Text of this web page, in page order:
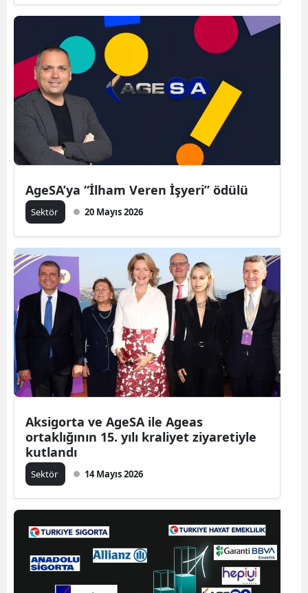
AgeSA’ya “İlham Veren İşyeri” ödülü
Sektör 20 Mayıs 2026
Aksigorta ve AgeSA ile Ageas
ortaklığının 15. yılı kraliyet ziyaretiyle
kutlandı
Sektör 14 Mayıs 2026